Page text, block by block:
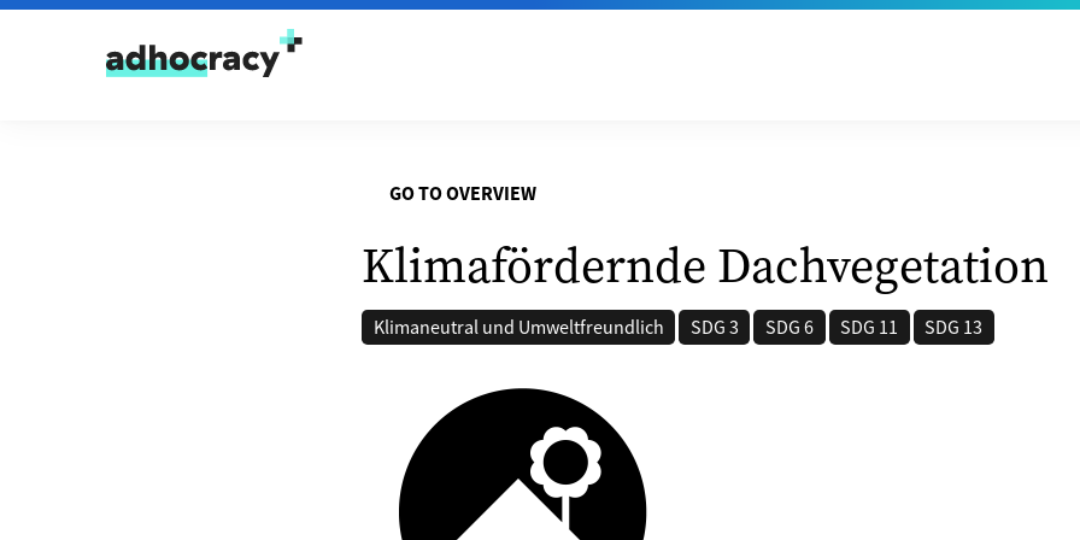
Skip to content
GO TO OVERVIEW
Klimafördernde Dachvegetation
Klimaneutral und Umweltfreundlich SDG 3 SDG 6 SDG 11 SDG 13